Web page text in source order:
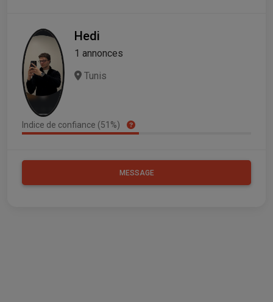
Hedi
1 annonces
Tunis
Indice de confiance (51%)
MESSAGE